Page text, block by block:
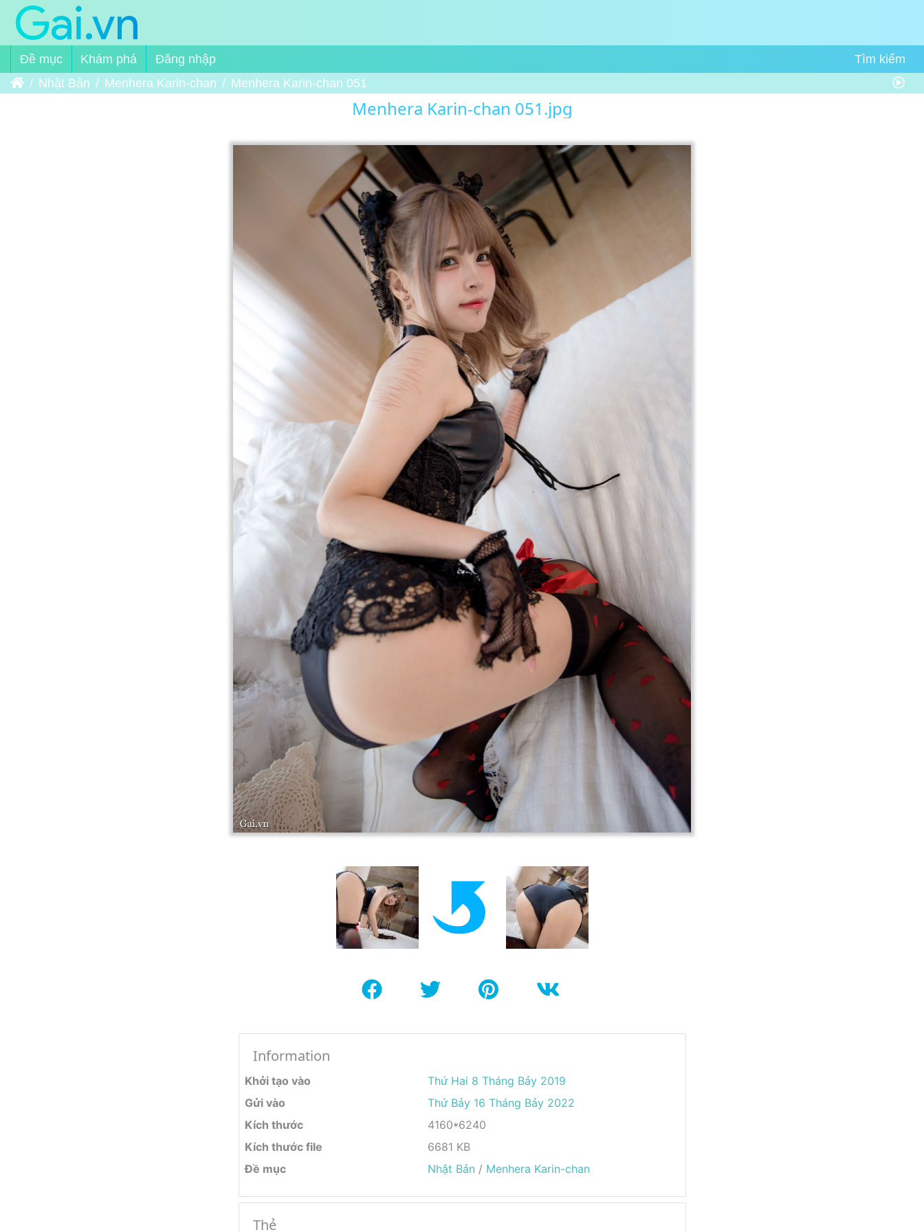
Đề mục Khám phá
Đăng nhập
Trang chủNhật Bản Menhera Karin-chan Menhera Karin-chan 051
Menhera Karin-chan 051.jpg
Information
Khởi tạo vào
Thứ Hai 8 Tháng Bảy 2019
Gửi vào
Thứ Bảy 16 Tháng Bảy 2022
Kích thước
4160*6240
Kích thước file
6681 KB
Đề mục
Nhật Bản / Menhera Karin-chan
Thẻ